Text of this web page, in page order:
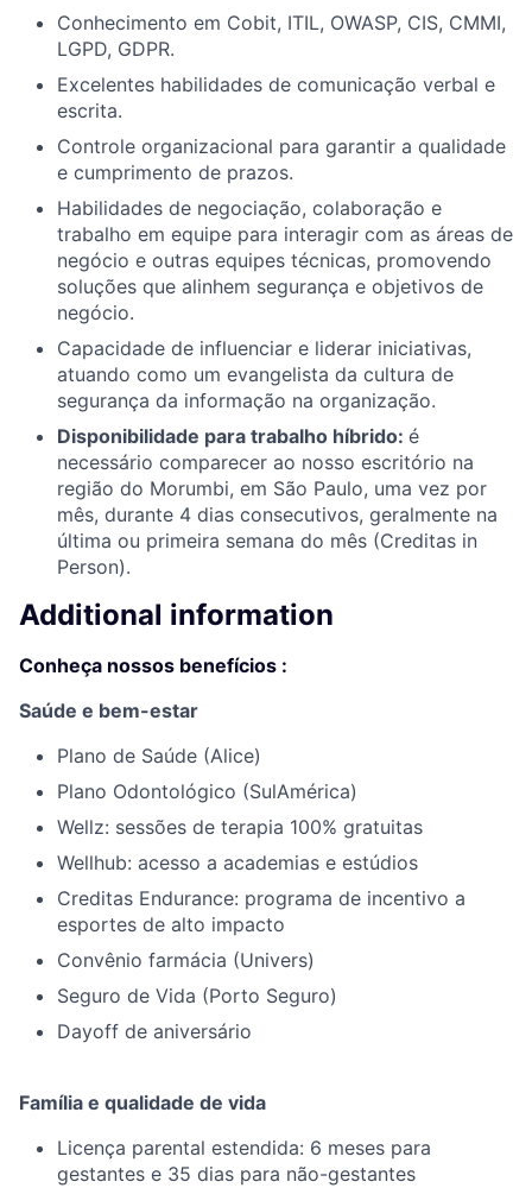
Conhecimento em Cobit, ITIL, OWASP, CIS, CMMI,
LGPD, GDPR.
Excelentes habilidades de comunicação verbal e
escrita.
Controle organizacional para garantir a qualidade
e cumprimento de prazos.
Habilidades de negociação, colaboração e
trabalho em equipe para interagir com as áreas de
negócio e outras equipes técnicas, promovendo
soluções que alinhem segurança e objetivos de
negócio.
Capacidade de influenciar e liderar iniciativas,
atuando como um evangelista da cultura de
segurança da informação na organização.
Disponibilidade para trabalho híbrido: é
necessário comparecer ao nosso escritório na
região do Morumbi, em São Paulo, uma vez por
mês, durante 4 dias consecutivos, geralmente na
última ou primeira semana do mês (Creditas in
Person).
Additional information
Conheça nossos benefícios :
Saúde e bem-estar
Plano de Saúde (Alice)
Plano Odontológico (SulAmérica)
Wellz: sessões de terapia 100% gratuitas
Wellhub: acesso a academias e estúdios
Creditas Endurance: programa de incentivo a
esportes de alto impacto
Convênio farmácia (Univers)
Seguro de Vida (Porto Seguro)
Dayoff de aniversário
Família e qualidade de vida
Licença parental estendida: 6 meses para
gestantes e 35 dias para não-gestantes